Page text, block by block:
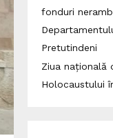
fonduri
Pretutindeni
Ziua națională
Holocaustului